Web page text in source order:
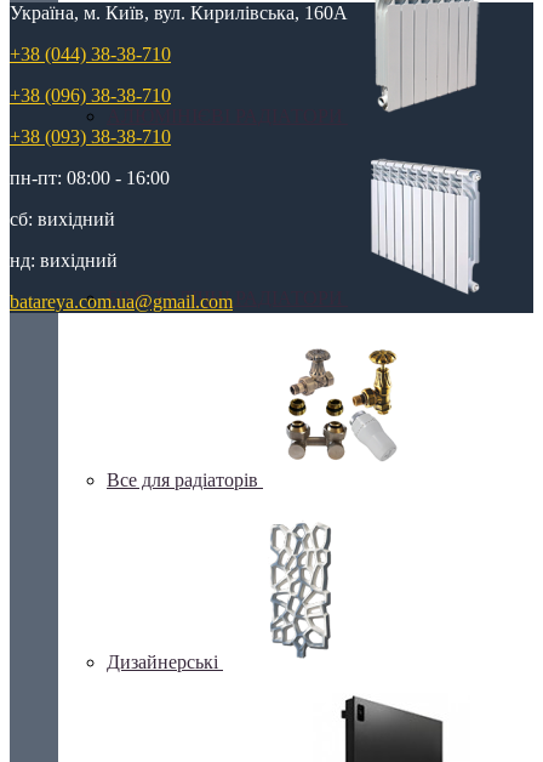
БІМЕТАЛІЧНІ РАДІАТОРИ
Все для радіаторів
Дизайнерські
Україна, м. Київ, вул. Кирилівська, 160А
+38 (044) 38-38-710
+38 (096) 38-38-710
+38 (093) 38-38-710
пн-пт: 08:00 - 16:00
сб: вихідний
нд: вихідний
batareya.com.ua@gmail.com